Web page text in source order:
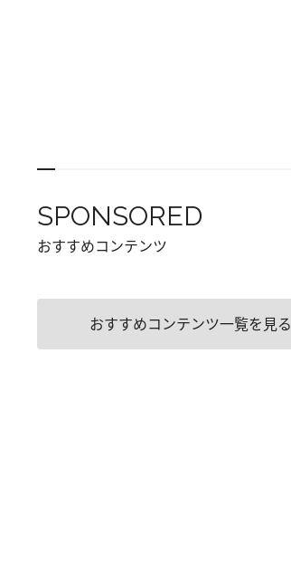
SPONSORED
おすすめコンテンツ
おすすめコンテンツ一覧を見る